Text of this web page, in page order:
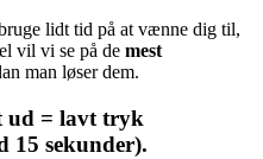
lidt tid på at vænne dig til,
vil vi se på de mest
man løser dem.
ud = lavt tryk
15 sekunder).